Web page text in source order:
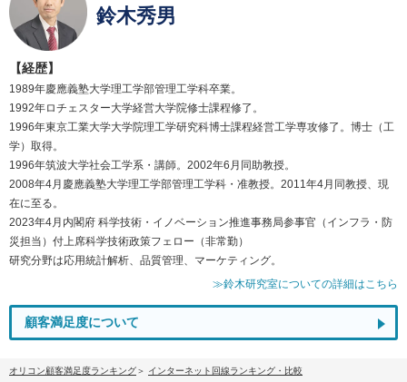
鈴木秀男
【経歴】
1989年慶應義塾大学理工学部管理工学科卒業。
1992年ロチェスター大学経営大学院修士課程修了。
1996年東京工業大学大学院理工学研究科博士課程経営工学専攻修了。博士（工
学）取得。
1996年筑波大学社会工学系・講師。2002年6月同助教授。
2008年4月慶應義塾大学理工学部管理工学科・准教授。2011年4月同教授、現
在に至る。
2023年4月内閣府 科学技術・イノベーション推進事務局参事官（インフラ・防
災担当）付上席科学技術政策フェロー（非常勤）
研究分野は応用統計解析、品質管理、マーケティング。
≫鈴木研究室についての詳細はこちら
顧客満足度について
オリコン顧客満足度ランキング
インターネット回線ランキング・比較